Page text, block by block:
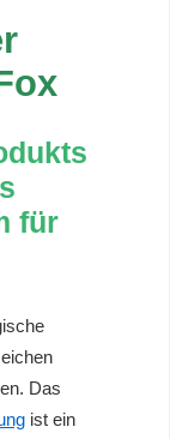
für
Das
ist ein